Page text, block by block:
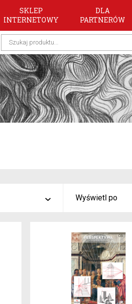
SKLEP
INTERNETOWY
DLA
PARTNERÓW
i
Wyświetl po
9
15